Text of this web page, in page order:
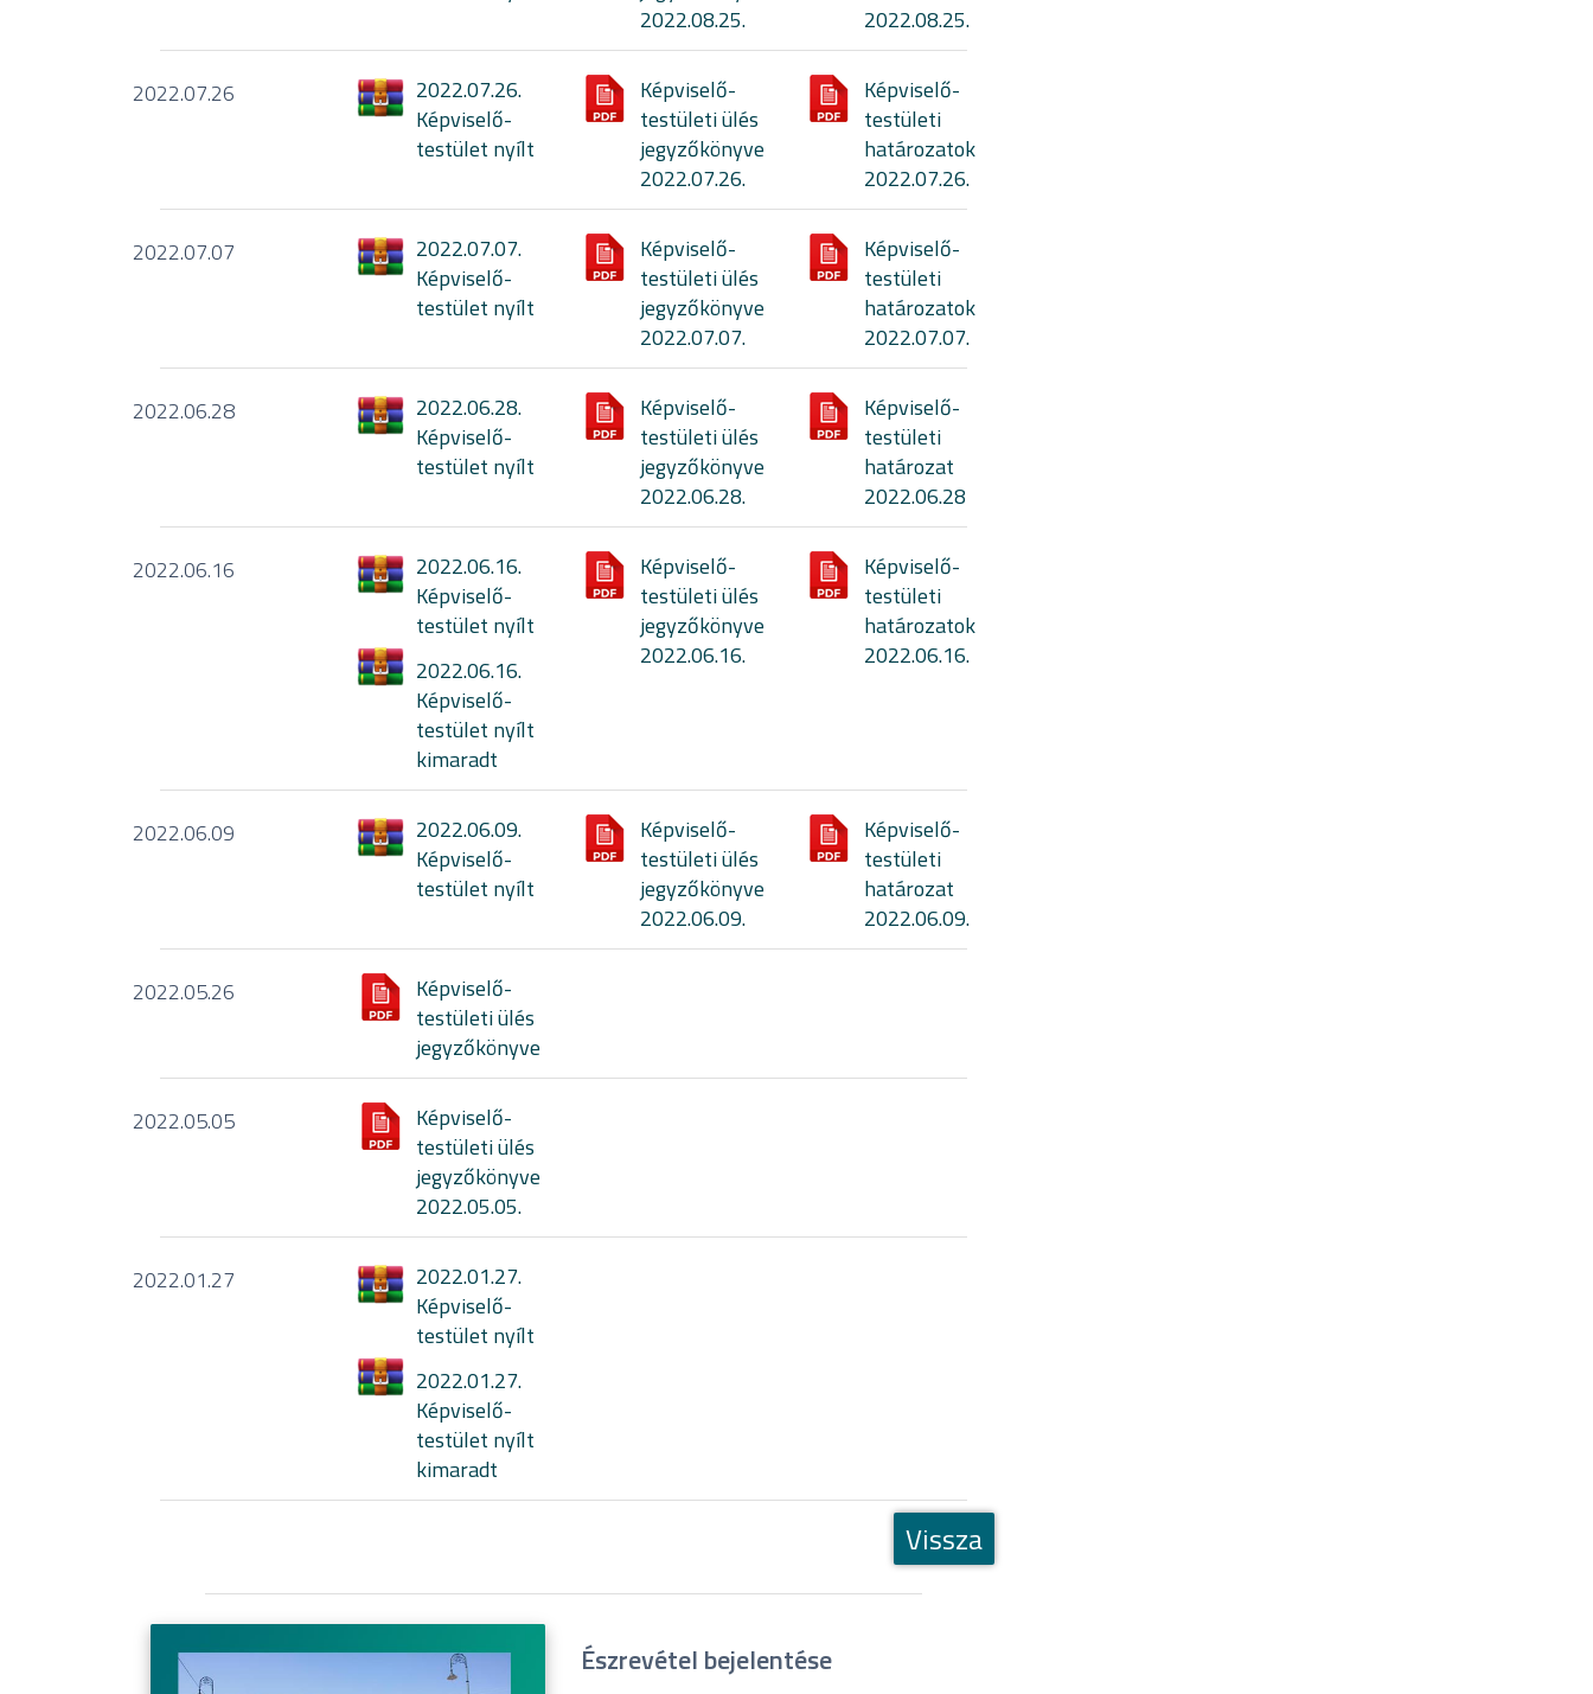
2022.08.25.
2022.08.25.
2022.07.26
2022.07.26.
Képviselő-
testület nyílt
Képviselő-
testületi ülés
jegyzőkönyve
2022.07.26.
Képviselő-
testületi
határozatok
2022.07.26.
2022.07.07
2022.07.07.
Képviselő-
testület nyílt
Képviselő-
testületi ülés
jegyzőkönyve
2022.07.07.
Képviselő-
testületi
határozatok
2022.07.07.
2022.06.28
2022.06.28.
Képviselő-
testület nyílt
Képviselő-
testületi ülés
jegyzőkönyve
2022.06.28.
Képviselő-
testületi
határozat
2022.06.28
2022.06.16
2022.06.16.
Képviselő-
testület nyílt
2022.06.16.
Képviselő-
testület nyílt
kimaradt
Képviselő-
testületi ülés
jegyzőkönyve
2022.06.16.
Képviselő-
testületi
határozatok
2022.06.16.
2022.06.09
2022.06.09.
Képviselő-
testület nyílt
Képviselő-
testületi ülés
jegyzőkönyve
2022.06.09.
Képviselő-
testületi
határozat
2022.06.09.
2022.05.26
Képviselő-
testületi ülés
jegyzőkönyve
2022.05.05
Képviselő-
testületi ülés
jegyzőkönyve
2022.05.05.
2022.01.27
2022.01.27.
Képviselő-
testület nyílt
2022.01.27.
Képviselő-
testület nyílt
kimaradt
Vissza
Észrevétel bejelentése